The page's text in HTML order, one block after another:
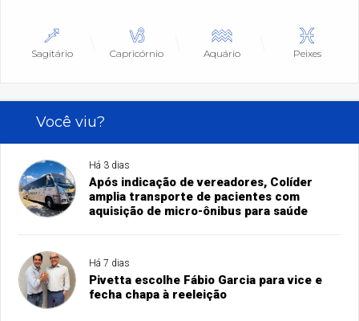
Sagitário Capricórnio Aquário Peixes
Você viu?
Há 3 dias
Após indicação de vereadores, Colíder
amplia transporte de pacientes com
aquisição de micro-ônibus para saúde
Há 7 dias
Pivetta escolhe Fábio Garcia para vice e
fecha chapa à reeleição